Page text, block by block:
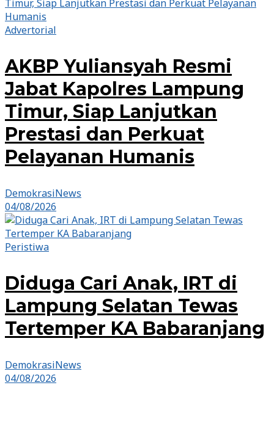
Advertorial
AKBP Yuliansyah Resmi
Jabat Kapolres Lampung
Timur, Siap Lanjutkan
Prestasi dan Perkuat
Pelayanan Humanis
DemokrasiNews
04/08/2026
Peristiwa
Diduga Cari Anak, IRT di
Lampung Selatan Tewas
Tertemper KA Babaranjang
DemokrasiNews
04/08/2026